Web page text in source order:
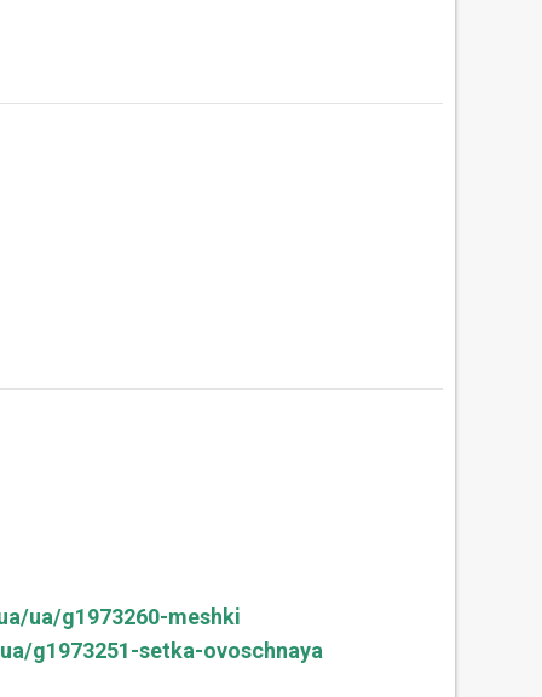
ua/g1973260-meshki
g1973251-setka-ovoschnaya